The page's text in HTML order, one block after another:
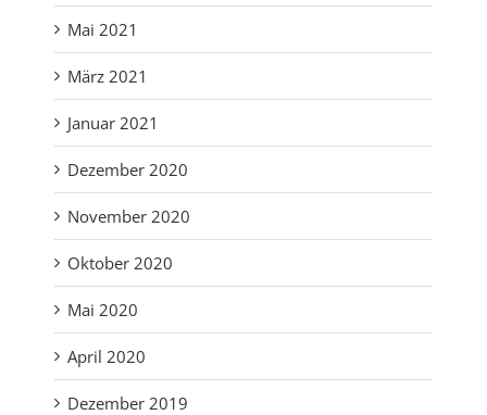
Mai 2021
März 2021
Januar 2021
Dezember 2020
November 2020
Oktober 2020
Mai 2020
April 2020
Dezember 2019